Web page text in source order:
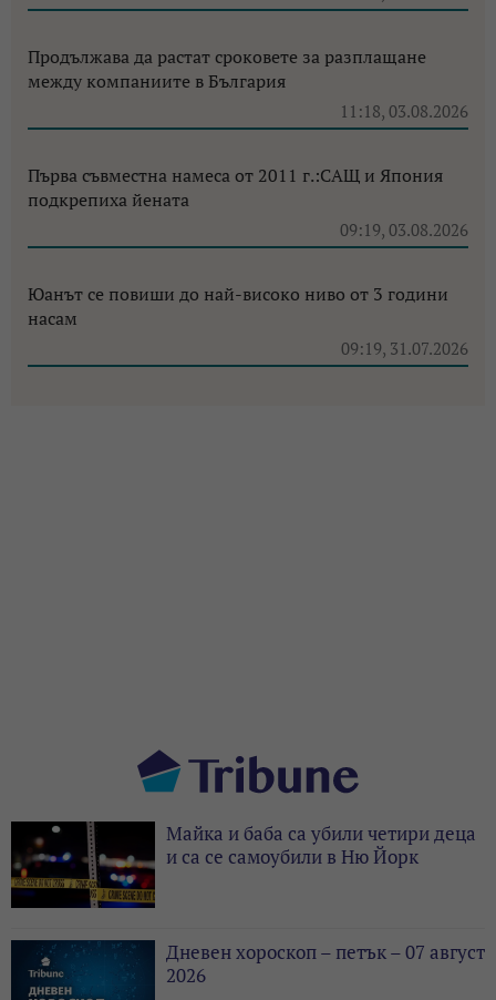
Продължава да растат сроковете за разплащане
между компаниите в България
11:18, 03.08.2026
Първа съвместна намеса от 2011 г.:САЩ и Япония
подкрепиха йената
09:19, 03.08.2026
Юанът се повиши до най-високо ниво от 3 години
насам
09:19, 31.07.2026
Майка и баба са убили четири деца
и са се самоубили в Ню Йорк
Дневен хороскоп – петък – 07 август
2026